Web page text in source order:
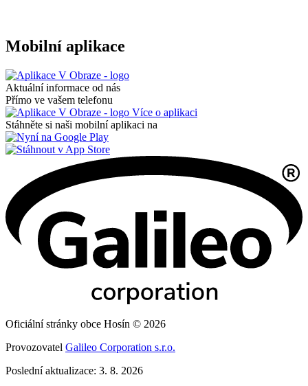
Mobilní aplikace
Aktuální informace od nás
Přímo ve vašem telefonu
Více o aplikaci
Stáhněte si naši mobilní aplikaci na
Oficiální stránky obce Hosín © 2026
Provozovatel Galileo Corporation s.r.o.
Poslední aktualizace: 3. 8. 2026